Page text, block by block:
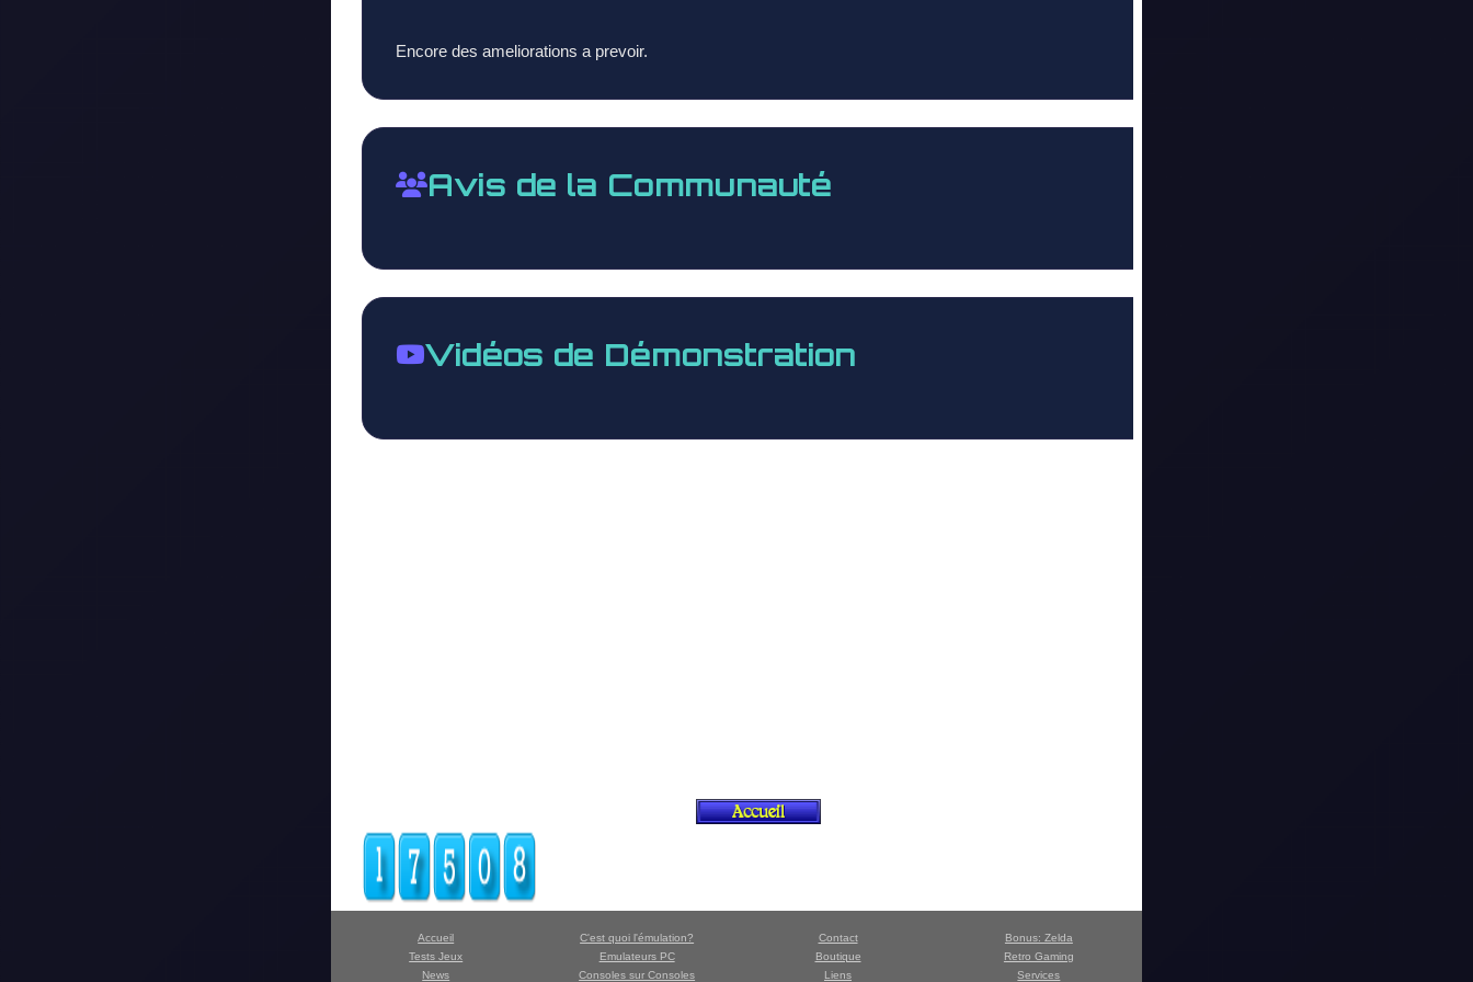
Encore des ameliorations a prevoir.
Avis de la Communauté
Vidéos de Démonstration
Accueil
Tests Jeux
News
C'est quoi l'émulation?
Emulateurs PC
Consoles sur Consoles
Contact
Boutique
Liens
Bonus: Zelda
Retro Gaming
Services